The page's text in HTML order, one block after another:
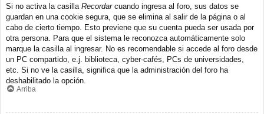
Si no activa la casilla Recordarcuando ingresa al foro, sus datos se
guardan en una cookie segura, que se elimina al salir de la página o al
cabo de cierto tiempo. Esto previene que su cuenta pueda ser usada por
otra persona. Para que el sistema le reconozca automáticamente solo
marque la casilla al ingresar. No es recomendable si accede al foro desde
un PC compartido, e.j. biblioteca, cyber-cafés, PCs de universidades,
etc. Si no ve la casilla, significa que la administración del foro ha
deshabilitado la opción.
Arriba